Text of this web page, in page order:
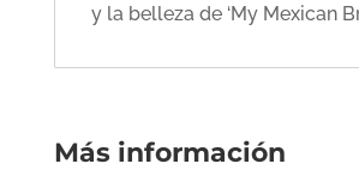
y la belleza de ‘My Mexican
Más información